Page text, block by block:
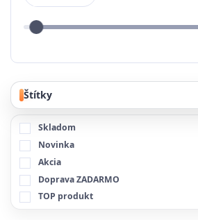
Štítky
Skladom
Novinka
Akcia
Doprava ZADARMO
TOP produkt